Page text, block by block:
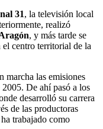
31, la televisión local
realizó
, y más tarde se
el centro territorial de la
marcha las emisiones
2005. De ahí pasó a los
desarrolló su carrera
de las productoras
trabajado como